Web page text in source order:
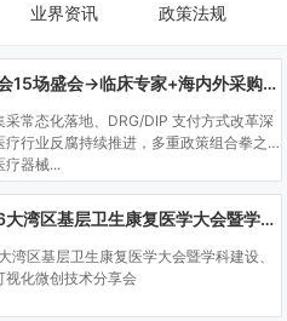
业界资讯 政策法规
高医会15场盛会→临床专家+海内外采购商双向对接
采常态化落地、DRG/DIP 支付方式改革深
疗行业反腐持续推进，多重政策组合拳之
疗器械...
2026大湾区基层卫生康复医学大会暨学科建设、门诊可视化微创技术分享会
湾区基层卫生康复医学大会暨学科建设、
视化微创技术分享会